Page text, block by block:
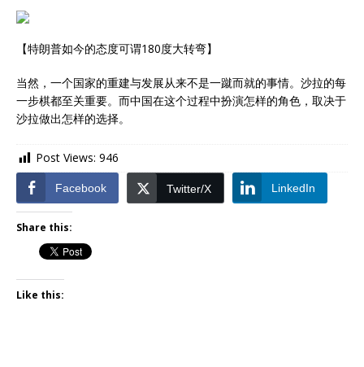
【特朗普如今的态度可谓180度大转弯】
当然，一个国家的重建与发展从来不是一蹴而就的事情。沙拉的每
一步棋都至关重要。而中国在这个过程中扮演怎样的角色，取决于
沙拉做出怎样的选择。
Post Views: 946
Facebook Twitter/X LinkedIn
Share this:
Like this: